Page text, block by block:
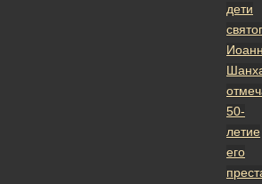
дети
50-
летие
его